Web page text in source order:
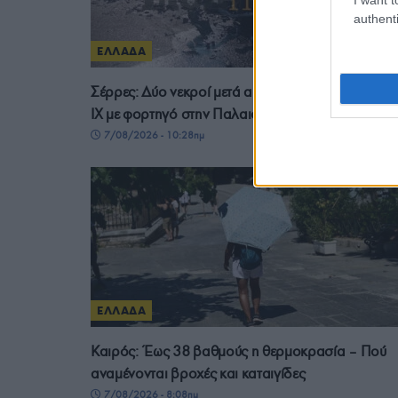
ΕΛΛΑΔΑ
Σέρρες: Δύο νεκροί μετά από μετωπική σύγκρουση
ΙΧ με φορτηγό στην Παλαιοκώμη
7/08/2026 - 10:28πμ
ΕΛΛΑΔΑ
Καιρός: Έως 38 βαθμούς η θερμοκρασία – Πού
αναμένονται βροχές και καταιγίδες
7/08/2026 - 8:08πμ